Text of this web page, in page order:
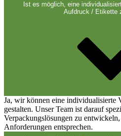
Weinflaschen und
Ist es möglich, eine
Aufdruck / Etikette
Ja, wir können eine individualisierte
gestalten. Unser Team ist darauf
Verpackungslösungen zu
Anforderungen entsprechen.